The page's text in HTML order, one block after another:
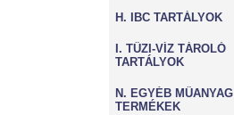
H. IBC TARTÁLYOK
I. TŰZI-VÍZ TÁROLÓ
TARTÁLYOK
N. EGYÉB MŰANYAG
TERMÉKEK